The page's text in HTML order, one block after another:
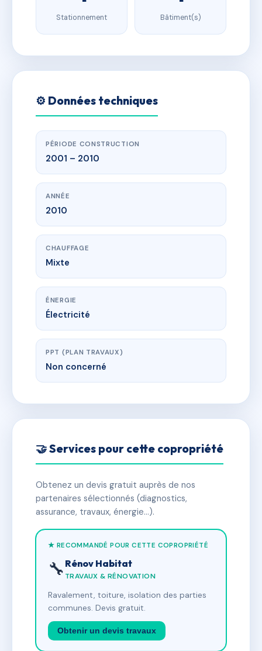
Stationnement Bâtiment(s)
⚙️ Données techniques
PÉRIODE CONSTRUCTION
2001 – 2010
ANNÉE
2010
CHAUFFAGE
Mixte
ÉNERGIE
Électricité
PPT (PLAN TRAVAUX)
Non concerné
🤝 Services pour cette copropriété
Obtenez un devis gratuit auprès de nos
partenaires sélectionnés (diagnostics,
assurance, travaux, énergie…).
★ RECOMMANDÉ POUR CETTE COPROPRIÉTÉ
🔧 Rénov Habitat
TRAVAUX & RÉNOVATION
Ravalement, toiture, isolation des parties
communes. Devis gratuit.
Obtenir un devis travaux